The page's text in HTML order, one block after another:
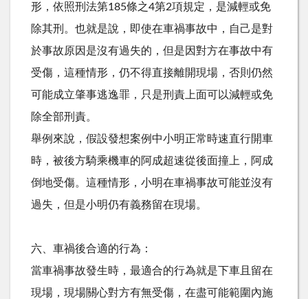
形，依照刑法第185條之4第2項規定，是減輕或免
除其刑。也就是說，即使在車禍事故中，自己是對
於事故原因是沒有過失的，但是因對方在事故中有
受傷，這種情形，仍不得直接離開現場，否則仍然
可能成立肇事逃逸罪，只是刑責上面可以減輕或免
除全部刑責。
舉例來說，假設發想案例中小明正常時速直行開車
時，被後方騎乘機車的阿成超速從後面撞上，阿成
倒地受傷。這種情形，小明在車禍事故可能並沒有
過失，但是小明仍有義務留在現場。
六、車禍後合適的行為：
當車禍事故發生時，最適合的行為就是下車且留在
現場，現場關心對方有無受傷，在盡可能範圍內施